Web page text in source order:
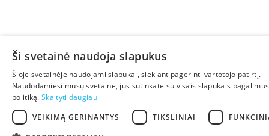
Ši svetainė naudoja slapukus
Šioje svetainėje naudojami slapukai, siekiant pagerinti vartotojo patirtį.
Naudodamiesi mūsų svetaine, jūs sutinkate su visais slapukais pagal
politiką. Skaityti daugiau
VEIKIMĄ GERINANTYS
TIKSLINIAI